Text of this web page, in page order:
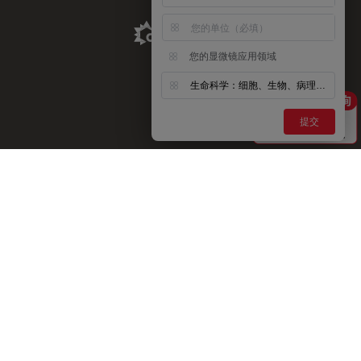
Aldevron Link
您的显微镜应用领域
生命科学：细胞、生物、病理、神经等
提交